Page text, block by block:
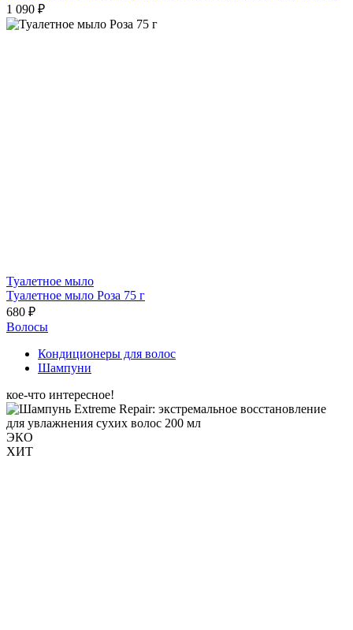
1 090 ₽
Туалетное мыло
Туалетное мыло Роза 75 г
680 ₽
Волосы
Кондиционеры для волос
Шампуни
кое-что интересное!
ЭКО
ХИТ